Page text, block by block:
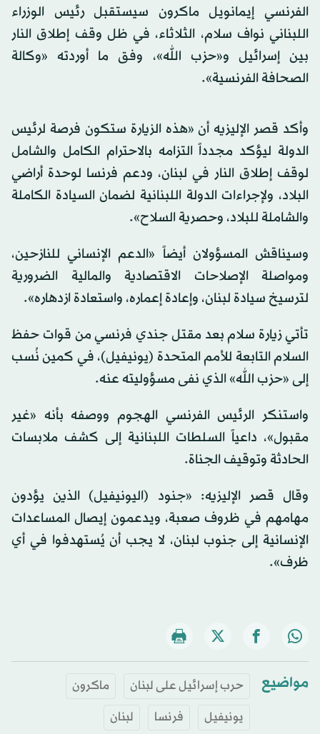
الفرنسي إيمانويل ماكرون سيستقبل رئيس الوزراء
اللبناني نواف سلام، الثلاثاء، في ظل وقف إطلاق النار
بين إسرائيل و«حزب الله»، وفق ما أوردته «وكالة
الصحافة الفرنسية».
وأكد قصر الإليزيه أن «هذه الزيارة ستكون فرصة لرئيس
الدولة ليؤكد مجدداً التزامه بالاحترام الكامل والشامل
لوقف إطلاق النار في لبنان، ودعم فرنسا لوحدة أراضي
البلاد، ولإجراءات الدولة اللبنانية لضمان السيادة الكاملة
والشاملة للبلاد، وحصرية السلاح».
وسيناقش المسؤولان أيضاً «الدعم الإنساني للنازحين،
ومواصلة الإصلاحات الاقتصادية والمالية الضرورية
لترسيخ سيادة لبنان، وإعادة إعماره، واستعادة ازدهاره».
تأتي زيارة سلام بعد مقتل جندي فرنسي من قوات حفظ
السلام التابعة للأمم المتحدة (يونيفيل)، في كمين نُسب
إلى «حزب الله» الذي نفى مسؤوليته عنه.
واستنكر الرئيس الفرنسي الهجوم ووصفه بأنه «غير
مقبول»، داعياً السلطات اللبنانية إلى كشف ملابسات
الحادثة وتوقيف الجناة.
وقال قصر الإليزيه: «جنود (اليونيفيل) الذين يؤدون
مهامهم في ظروف صعبة، ويدعمون إيصال المساعدات
الإنسانية إلى جنوب لبنان، لا يجب أن يُستهدفوا في أي
ظرف».
مواضيع حرب إسرائيل على لبنان
ماكرون
يونيفيل
فرنسا لبنان